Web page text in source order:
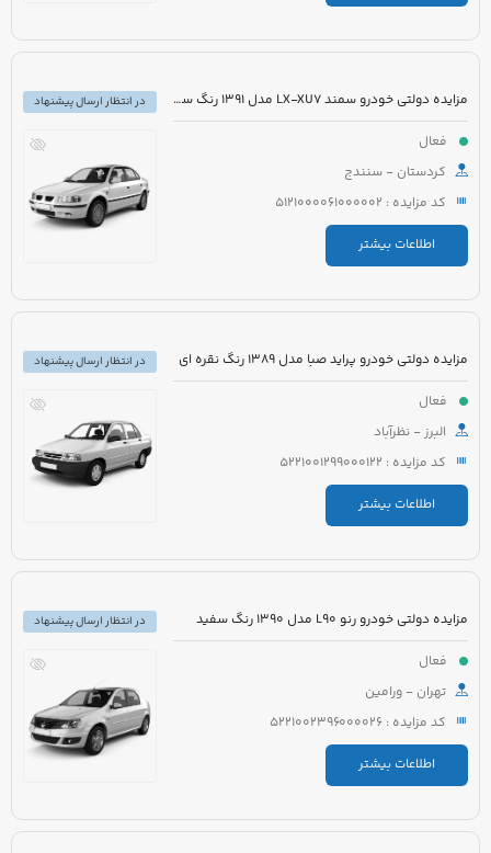
مزایده دولتی خودرو سمند LX-XU7 مدل 1391 رنگ سفید
فعال
کردستان - سنندج
کد مزایده : 5121000061000002
اطلاعات بیشتر
در انتظار ارسال پیشنهاد
مزایده دولتی خودرو پراید صبا مدل 1389 رنگ نقره ای
فعال
البرز - نظرآباد
کد مزایده : 5221001299000122
اطلاعات بیشتر
در انتظار ارسال پیشنهاد
مزایده دولتی خودرو رنو L90 مدل 1390 رنگ سفید
فعال
تهران - ورامین
کد مزایده : 5221002396000026
اطلاعات بیشتر
در انتظار ارسال پیشنهاد